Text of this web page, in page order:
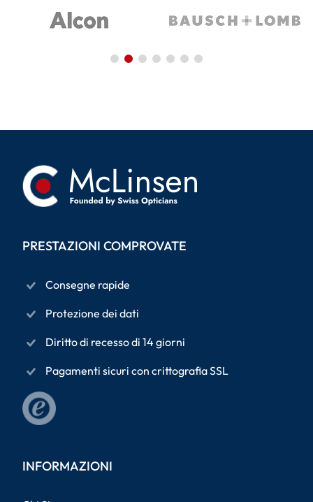
PRESTAZIONI COMPROVATE
Consegne rapide
Protezione dei dati
Diritto di recesso di 14 giorni
Pagamenti sicuri con crittografia SSL
INFORMAZIONI